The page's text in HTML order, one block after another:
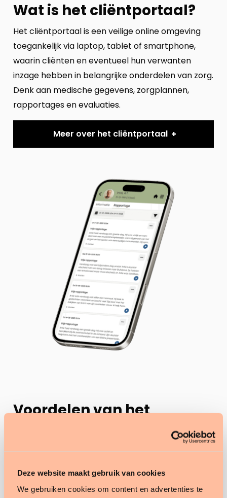
Deze website maakt gebruik van cookies
We gebruiken cookies om content en advertenties te
Wat is het cliëntportaal?
Het cliëntportaal is een veilige online omgeving
toegankelijk via laptop, tablet of smartphone,
waarin cliënten en eventueel hun verwanten
inzage hebben in belangrijke onderdelen van zorg.
Denk aan medische gegevens, zorgplannen,
rapportages en evaluaties.
Meer over het cliëntportaal
Voordelen van het
wachten op brieven, telefoontjes of
bezoeken. Via het portaal kan je op elk